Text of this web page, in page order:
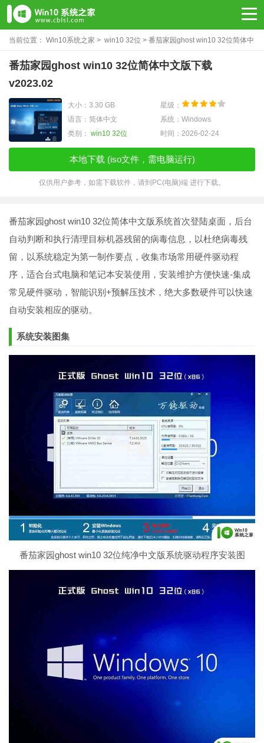
当前位置： Win10系统之家 > win10 32位 > 番茄家园ghost win10 32位简体中
文版下载v2023.02
番茄家园ghost win10 32位简体中文版下载
v2023.02
大小：3.30 GB
星级：
语言：简体中文
系统：Windows
类别： win10 32位 时间：2026-02-24
本地下载 (iso文件，需电脑运行)
仅供用户参考，如需下载软件，请到PC(电脑)端 进行下载。
番茄家园ghost win10 32位简体中文版系统首次登陆桌面，后台
自动判断和执行清理目标机器残留的病毒信息，以杜绝病毒残
留，以系统稳定为第一制作要点，收集市场常用硬件驱动程
序，适合台式电脑和笔记本安装使用，安装维护方便快速-集成
常见硬件驱动，智能识别+预解压技术，绝大多数硬件可以快速
自动安装相应的驱动。
系统安装图集
番茄家园ghost win10 32位纯净中文版系统驱动程序安装图